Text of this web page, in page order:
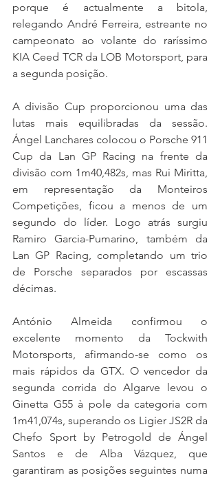
porque é actualmente a bitola,
relegando André Ferreira, estreante no
campeonato ao volante do raríssimo
KIA Ceed TCR da LOB Motorsport, para
a segunda posição.
A divisão Cup proporcionou uma das
lutas mais equilibradas da sessão.
Ángel Lanchares colocou o Porsche 911
Cup da Lan GP Racing na frente da
divisão com 1m40,482s, mas Rui Miritta,
em representação da Monteiros
Competições, ficou a menos de um
segundo do líder. Logo atrás surgiu
Ramiro Garcia-Pumarino, também da
Lan GP Racing, completando um trio
de Porsche separados por escassas
décimas.
António Almeida confirmou o
excelente momento da Tockwith
Motorsports, afirmando-se como os
mais rápidos da GTX. O vencedor da
segunda corrida do Algarve levou o
Ginetta G55 à pole da categoria com
1m41,074s, superando os Ligier JS2R da
Chefo Sport by Petrogold de Ángel
Santos e de Alba Vázquez, que
garantiram as posições seguintes numa